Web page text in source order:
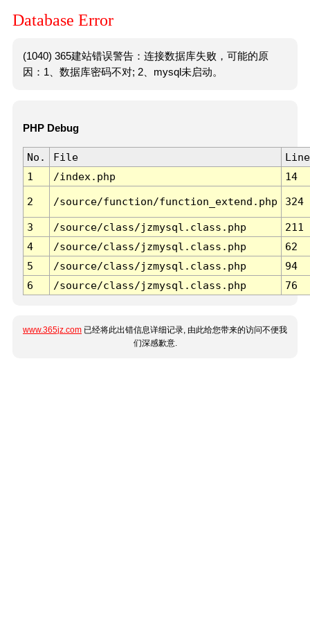
Database Error
(1040) 365建站错误警告：连接数据库失败，可能的原
因：1、数据库密码不对; 2、mysql未启动。
PHP Debug
No. File
Line
1
/index.php 14
2 /source/function/function_extend.php 324
3 /source/class/jzmysql.class.php
211
4
/source/class/jzmysql.class.php
62
5
/source/class/jzmysql.class.php
94
6
/source/class/jzmysql.class.php 76
www.365jz.com 已经将此出错信息详细记录, 由此给您带来的访问不便我
们深感歉意.